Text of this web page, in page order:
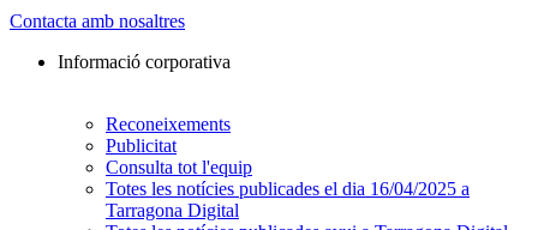
Contacta amb nosaltres
Informació corporativa
Reconeixements
Publicitat
Consulta tot l'equip
Totes les notícies publicades el dia 16/04/2025 a
Tarragona Digital